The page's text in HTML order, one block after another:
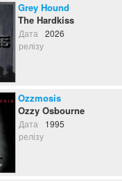
Grey Hound
The Hardkiss
Дата
релізу
2026
Ozzmosis
Ozzy Osbourne
Дата
релізу
1995